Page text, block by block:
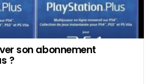
son abonnement
?